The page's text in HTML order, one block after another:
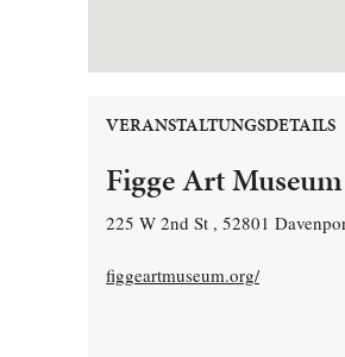
VERANSTALTUNGSDETAILS
Figge Art Museum
225 W 2nd St , 52801
figgeartmuseum.org/